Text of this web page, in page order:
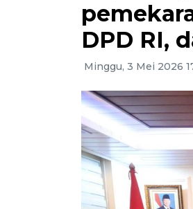
DPD RI,
Minggu, 3 Mei 2026